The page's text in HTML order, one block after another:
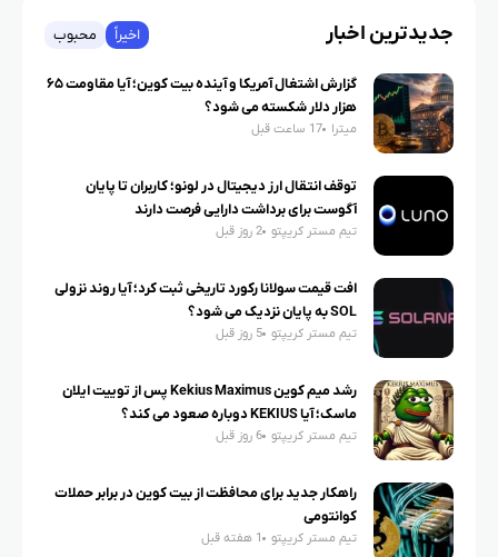
جدیدترین اخبار اخیراً محبوب
گزارش اشتغال آمریکا و آینده بیت کوین؛ آیا مقاومت ۶۵
هزار دلار شکسته می شود؟
میترا 17 ساعت قبل
توقف انتقال ارز دیجیتال در لونو؛ کاربران تا پایان
آگوست برای برداشت دارایی فرصت دارند
تیم مستر کریپتو 2 روز قبل
افت قیمت سولانا رکورد تاریخی ثبت کرد؛ آیا روند نزولی
SOL به پایان نزدیک می شود؟
تیم مستر کریپتو 5 روز قبل
رشد میم کوین Kekius Maximus پس از توییت ایلان
ماسک؛ آیا KEKIUS دوباره صعود می کند؟
تیم مستر کریپتو 6 روز قبل
راهکار جدید برای محافظت از بیت کوین در برابر حملات
کوانتومی
تیم مستر کریپتو 1 هفته قبل